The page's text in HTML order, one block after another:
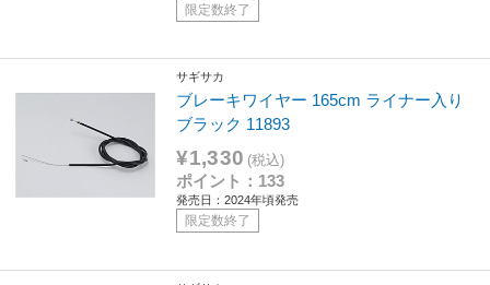
限定数終了
サギサカ
ブレーキワイヤー 165cm ライナー入り
ブラック 11893
¥1,330 (税込)
ポイント：133
発売日：2024年頃発売
限定数終了